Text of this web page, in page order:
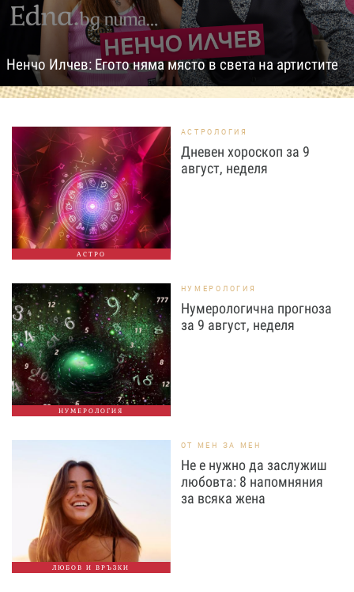
Ненчо Илчев: Егото няма място в света на артистите
АСТРО
АСТРОЛОГИЯ
Дневен хороскоп за 9
август, неделя
НУМЕРОЛОГИЯ
НУМЕРОЛОГИЯ
Нумерологична прогноза
за 9 август, неделя
ЛЮБОВ И ВРЪЗКИ
ОТ МЕН ЗА МЕН
Не е нужно да заслужиш
любовта: 8 напомняния
за всяка жена